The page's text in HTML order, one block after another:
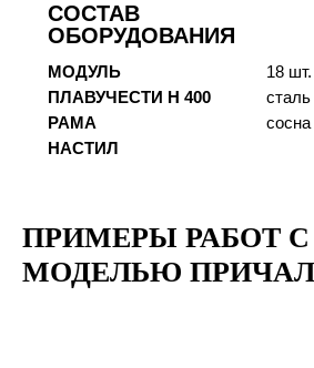
18 шт.
МОДУЛЬ
ПЛАВУЧЕСТИ Н 400
РАМА
НАСТИЛ
CОСТАВ
ОБОРУДОВАНИЯ
ПРИМЕРЫ РАБОТ
МОДЕЛЬЮ